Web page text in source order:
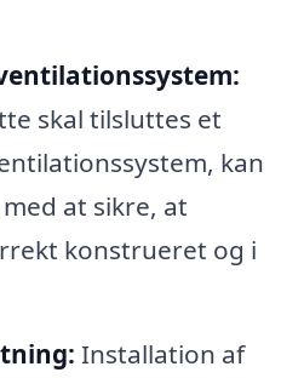
skal tilsluttes et
kan
at sikre, at
konstrueret og i
Installation af